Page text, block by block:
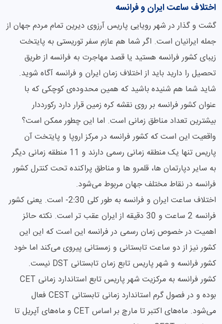
اختلاف ساعت ایران و فرانسه
گشت و گذار در شهر رویایی پاریس آرزوی دیرین تمام مردم جهان از
جمله ایرانیان است. اگر شما هم عازم سفر توریستی به پایتخت
زیبای کشور فرانسه هستید یا قصد مهاجرت به فرانسه از طریق
تحصیل را دارید باید از اختلاف زمان ایران و فرانسه آگاه شوید.
شاید شما هم شنیده باشید که همین محدوده‌ی کوچکی که با
عنوان کشور فرانسه بر روی نقشه کره زمین قرار دارد رکورد‌دار
بیشترین تعداد مناطق زمانی است. اما این چطور ممکن است؟
واقعیت این است که کشور فرانسه در مرکز اروپا و پایتخت آن
پاریس تنها یک منطقه زمانی رسمی دارند و 11 منطقه زمانی دیگر
به سایر دپارتمان ها، قلمرو ها و مناطق پراکنده تحت کنترل کشور
فرانسه در نقاط مختلف جهان مربوط می‌شود.
اختلاف ساعت ایران و فرانسه به طور کلی 2:30- است. یعنی کشور
فرانسه 2 ساعت و 30 دقیقه از ایران عقب‌ تر است. نکته حائز
اهمیت در خصوص زمان رسمی در فرانسه این است که این این
کشور نیز از دو ساعت تابستانی و زمستانی پیروی می‌کند اما خود
کشور فرانسه و شهر پاریس تابع زمان تابستانی DST نیست.
کشور فرانسه به مرکزیت شهر پاریس تابع استاندارد زمانی CET
بوده و در فصول گرم استاندارد زمانی تابستانی CEST فعال
می‌شود. ماه‌های اکتبر تا مارچ بر اساس CET و ماه‌های آپریل تا